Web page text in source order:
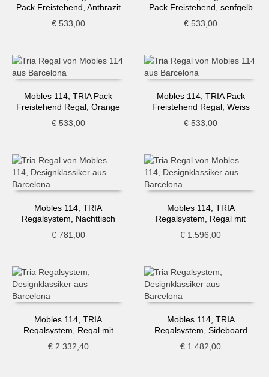
Pack Freistehend, Anthrazit
€533,00
Pack Freistehend, senfgelb
€ 533,00
Mobles 114, TRIA Pack
Freistehend Regal, Orange
€533,00
Mobles 114, TRIA Pack
Freistehend Regal, Weiss
€ 533,00
Mobles 114, TRIA
Regalsystem, Nachttisch
€781,00
Mobles 114, TRIA
Regalsystem, Regal mit
€ 1.596,00
Mobles 114, TRIA
Regalsystem, Regal mit
€2.332,40
Mobles 114, TRIA
Regalsystem, Sideboard
€ 1.482,00